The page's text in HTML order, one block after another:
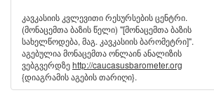
კავკასიის კვლევითი რესურსების ცენტრი.
(მონაცემთა ბაზის წელი) "[მონაცემთა ბაზის
სახელწოდება, მაგ. კავკასიის ბარომეტრი]".
აგებულია მონაცემთა ონლაინ ანალიზის
ვებგვერდზეhttp://caucasusbarometer.org
{დიაგრამის აგების თარიღი}.